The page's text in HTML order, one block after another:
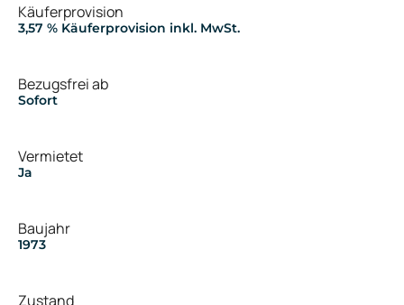
Käuferprovision
3,57 % Käuferprovision inkl. MwSt.
Bezugsfrei ab
Sofort
Vermietet
Ja
Baujahr
1973
Zustand